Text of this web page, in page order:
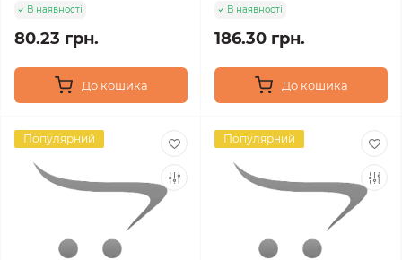
В наявності
80.23 грн.
До кошика
В наявності
186.30 грн.
До кошика
Популярний Популярний